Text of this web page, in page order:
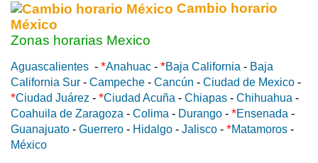
Cambio horario
México
Zonas horarias Mexico
Aguascalientes - *Anahuac - *Baja California - Baja
California Sur - Campeche - Cancún - Ciudad de Mexico -
*Ciudad Juárez - *Ciudad Acuña - Chiapas - Chihuahua -
Coahuila de Zaragoza - Colima - Durango - *Ensenada -
Guanajuato - Guerrero - Hidalgo - Jalisco - *Matamoros -
México